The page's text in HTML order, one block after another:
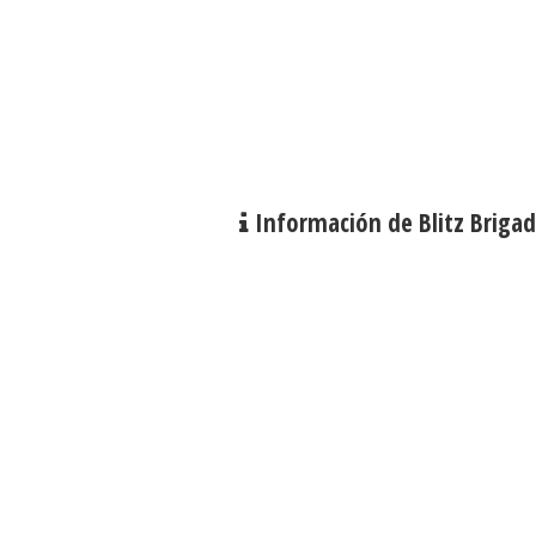
Información de Blitz